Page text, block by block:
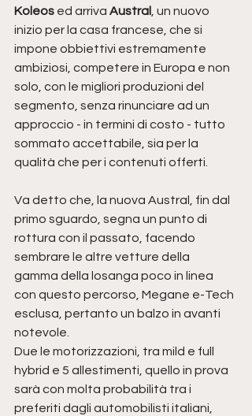
Koleos ed arriva Austral
, un nuovo
inizio per la casa francese, che si
impone obbiettivi estremamente
ambiziosi, competere in Europa e non
solo, con le migliori produzioni del
segmento, senza rinunciare ad un
approccio - in termini di costo - tutto
sommato accettabile, sia per la
qualità che per i contenuti offerti.
Va detto che, la nuova Austral, fin dal
primo sguardo, segna un punto di
rottura con il passato, facendo
sembrare le altre vetture della
gamma della losanga poco in linea
con questo percorso, Megane e-Tech
esclusa, pertanto un balzo in avanti
notevole.
Due le motorizzazioni, tra mild e full
hybrid e 5 allestimenti, quello in prova
sarà con molta probabilità tra i
preferiti dagli automobilisti italiani,